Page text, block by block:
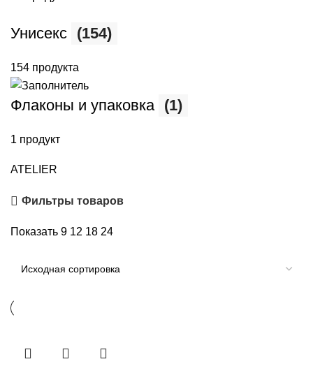
Унисекс (154)
154 продукта
Флаконы и упаковка (1)
1 продукт
ATELIER
Фильтры товаров
Показать 9 12 18 24